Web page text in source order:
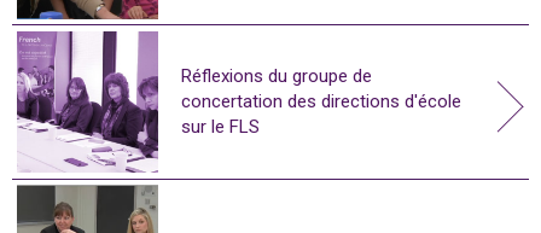
Réflexions du groupe de
concertation des directions d'école
sur le FLS